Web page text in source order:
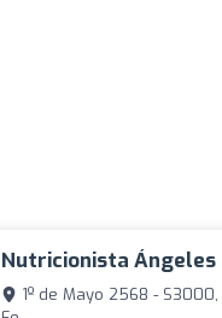
Nutricionista Ángeles
1º de Mayo 2568 - S3000,